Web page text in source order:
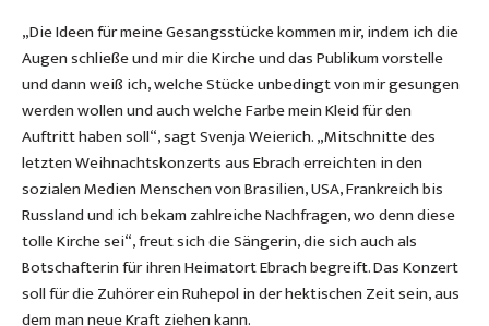
„Die Ideen für meine Gesangsstücke kommen mir, indem ich die
Augen schließe und mir die Kirche und das Publikum vorstelle
und dann weiß ich, welche Stücke unbedingt von mir gesungen
werden wollen und auch welche Farbe mein Kleid für den
Auftritt haben soll“, sagt Svenja Weierich. „Mitschnitte des
letzten Weihnachtskonzerts aus Ebrach erreichten in den
sozialen Medien Menschen von Brasilien, USA, Frankreich bis
Russland und ich bekam zahlreiche Nachfragen, wo denn diese
tolle Kirche sei“, freut sich die Sängerin, die sich auch als
Botschafterin für ihren Heimatort Ebrach begreift. Das Konzert
soll für die Zuhörer ein Ruhepol in der hektischen Zeit sein, aus
dem man neue Kraft ziehen kann.